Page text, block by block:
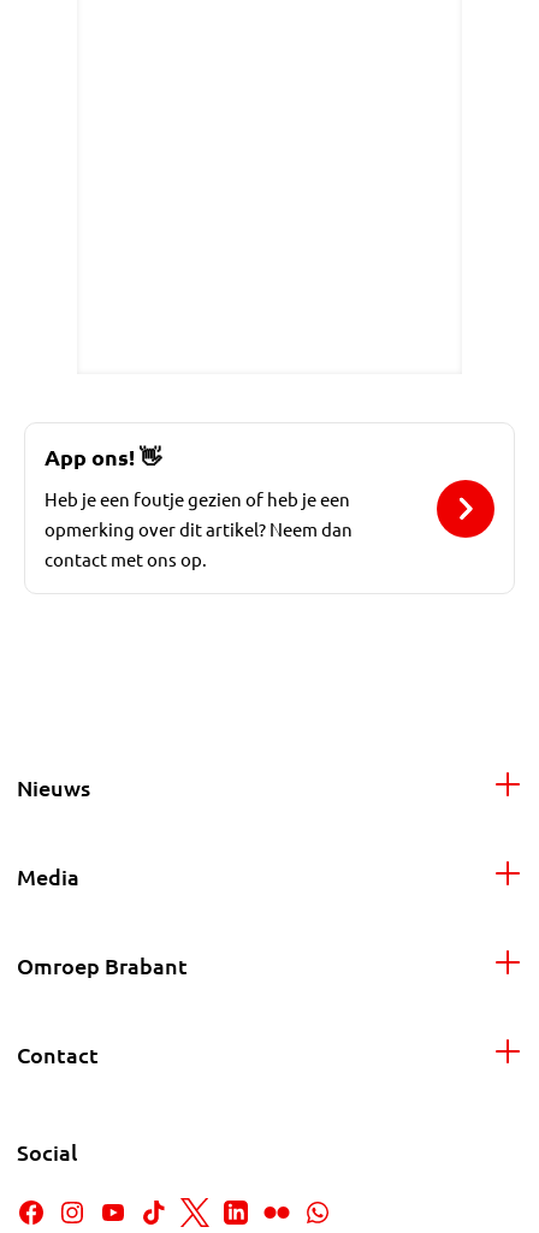
App ons!👋
Heb je een foutje gezien of heb je een
opmerking over dit artikel? Neem dan
contact met ons op.
Nieuws
Media
Omroep Brabant
Contact
Social